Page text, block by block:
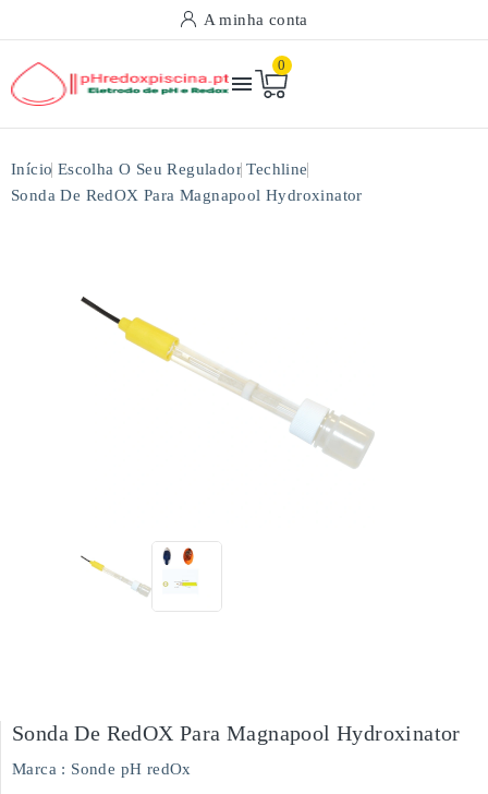
A minha conta

0
Início Escolha O Seu Regulador Techline
Sonda De RedOX Para Magnapool Hydroxinator
Sonda De RedOX Para Magnapool Hydroxinator
Marca : Sonde pH redOx